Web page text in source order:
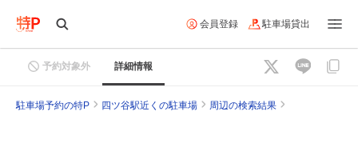
会員登録 駐車場貸出
予約対象外 詳細情報
駐車場予約の特P 四ツ谷駅近くの駐車場 周辺の検索結果